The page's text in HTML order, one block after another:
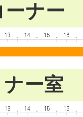
ナー
ー室